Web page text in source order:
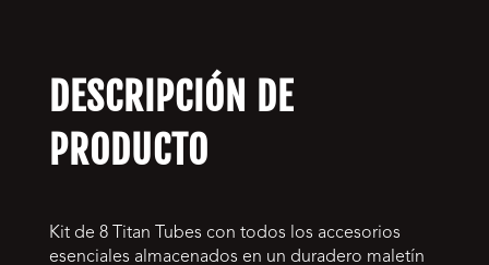
DESCRIPCIÓN DE
PRODUCTO
Kit de 8 Titan Tubes con todos los accesorios
esenciales almacenados en un duradero maletín